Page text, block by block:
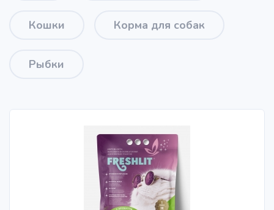
Кошки Корма для собак
Рыбки